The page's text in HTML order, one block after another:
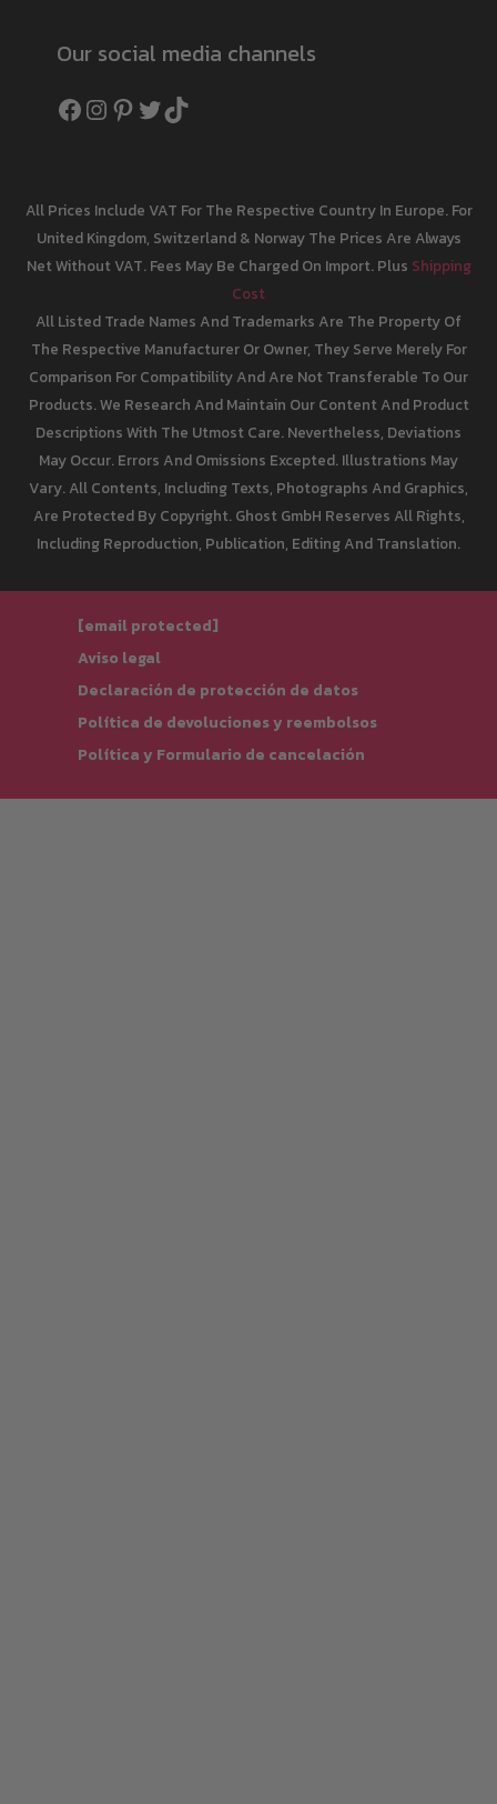
Our social media channels
Facebook
Instagram
Pinterest
Twitter
TikTok
All Prices Include VAT For The Respective Country In Europe. For
United Kingdom, Switzerland & Norway The Prices Are Always
Net Without VAT. Fees May Be Charged On Import. Plus Shipping
Cost
All Listed Trade Names And Trademarks Are The Property Of
The Respective Manufacturer Or Owner, They Serve Merely For
Comparison For Compatibility And Are Not Transferable To Our
Products. We Research And Maintain Our Content And Product
Descriptions With The Utmost Care. Nevertheless, Deviations
May Occur. Errors And Omissions Excepted. Illustrations May
Vary. All Contents, Including Texts, Photographs And Graphics,
Are Protected By Copyright. Ghost GmbH Reserves All Rights,
Including Reproduction, Publication, Editing And Translation.
[email protected]
Aviso legal
Declaración de protección de datos
Política de devoluciones y reembolsos
Política y Formulario de cancelación